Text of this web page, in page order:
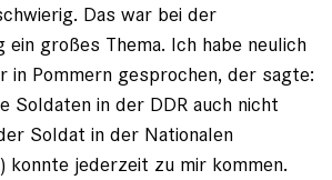
Das war bei der
ein großes Thema. Ich habe neulich
in Pommern gesprochen, der sagte:
Soldaten in der DDR auch nicht
Soldat in der Nationalen
konnte jederzeit zu mir kommen.